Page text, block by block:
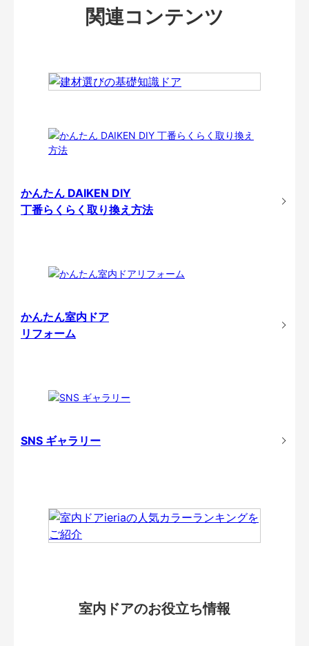
関連コンテンツ
かんたん DAIKEN DIY
丁番らくらく取り換え方法
かんたん室内ドア
リフォーム
SNS ギャラリー
室内ドアのお役立ち情報